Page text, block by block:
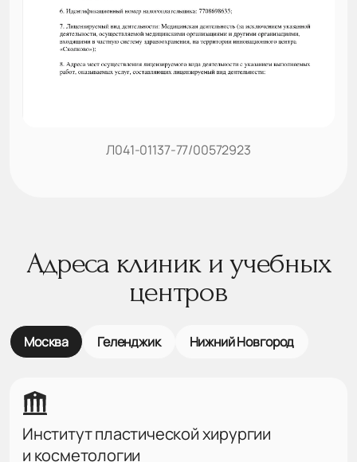
Л041-01137-77/00572923
Адреса клиник и учебных
центров
Москва Геленджик Нижний Новгород
Институт пластической хирургии
и косметологии